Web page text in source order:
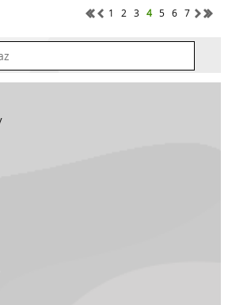
1 2 3 4 5 6 7